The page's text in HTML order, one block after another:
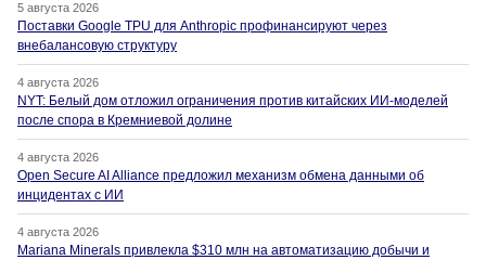
5 августа 2026
Поставки Google TPU для Anthropic профинансируют через
внебалансовую структуру
4 августа 2026
NYT: Белый дом отложил ограничения против китайских ИИ-моделей
после спора в Кремниевой долине
4 августа 2026
Open Secure AI Alliance предложил механизм обмена данными об
инцидентах с ИИ
4 августа 2026
Mariana Minerals привлекла $310 млн на автоматизацию добычи и